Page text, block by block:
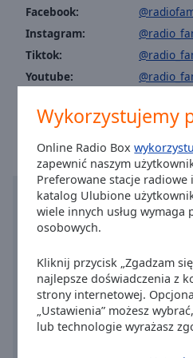
Wykorzystujemy
Online Radio Box
zapewnić naszym
Preferowane stacje radiowe
katalog Ulubione
wiele innych usług wymaga
osobowych.
Kliknij przycisk „Zgadzam
najlepsze doświadczenia z
strony internetowej.
„Ustawienia” możesz
lub technologie wyrażasz
Area
Background
Color
Family
Facebook:
Instagram:
Tiktok:
Youtube: